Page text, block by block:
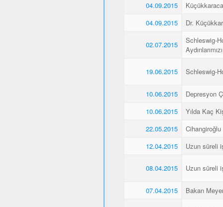
04.09.2015
04.09.2015
Dr.
02.07.2015
Schleswig-
19.06.2015 Schleswig-
10.06.2015
Depresyon
10.06.2015
Yılda Kaç
22.05.2015
12.04.2015
Uzun süreli
08.04.2015 Uzun süreli
07.04.2015 Bakan